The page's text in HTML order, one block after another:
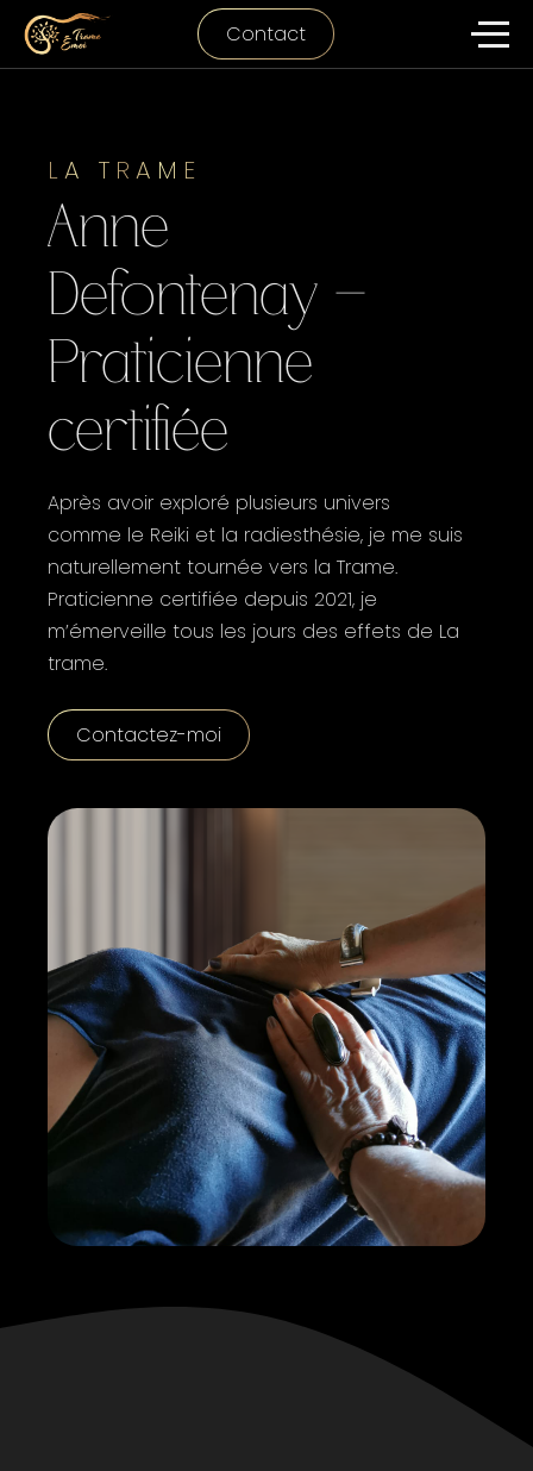
Contact
LA TRAME
Anne
Defontenay -
Praticienne
certifiée
Après avoir exploré plusieurs univers
comme le Reiki et la radiesthésie, je me suis
naturellement tournée vers la Trame.
Praticienne certifiée depuis 2021, je
m’émerveille tous les jours des effets de La
trame.
Contactez-moi